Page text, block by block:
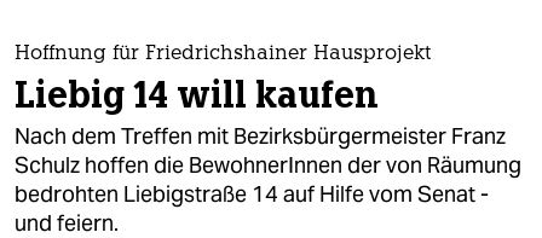
themen
politik
öko
gesellschaft
Hoffnung für Friedrichshainer Hausprojekt
Liebig 14 will kaufen
Nach dem Treffen mit Bezirksbürgermeister Franz
Schulz hoffen die BewohnerInnen der von Räumung
bedrohten Liebigstraße 14 auf Hilfe vom Senat -
und feiern.